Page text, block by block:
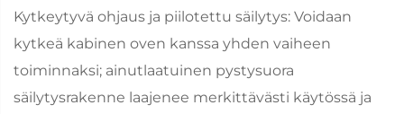
Kytkeytyvä ohjaus ja piilotettu säilytys: Voidaan
kytkeä kabinen oven kanssa yhden vaiheen
toiminnaksi; ainutlaatuinen pystysuora
säilytysrakenne laajenee merkittävästi käytössä ja